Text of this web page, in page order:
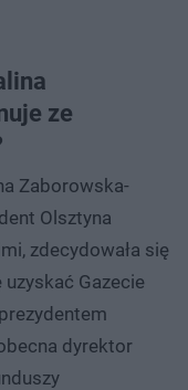
ze
Zaborowska-
Olsztyna
zdecydowała się
Gazecie
dyrektor